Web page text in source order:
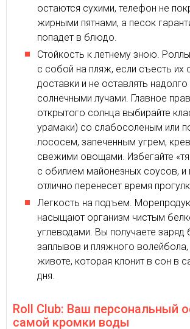
остаются сухими, телефон не
жирными пятнами, а песок
попадет в блюдо.
Стойкость к летнему зною.
с собой на пляж, если съесть их
доставки и не оставлять
солнечными лучами. Главное
открытого солнца выбирайте
урамаки) со слабосоленым или
лососем, запеченным угрем,
свежими овощами. Избегайте
с обилием майонезных соусов,
отлично перенесет время
Легкость на подъем.
насыщают организм чистым
углеводами. Вы получаете заряд
заплывов и пляжного
животе, которая клонит в сон в
дня.
Roll Club: Ваш персональный
самой кромки воды